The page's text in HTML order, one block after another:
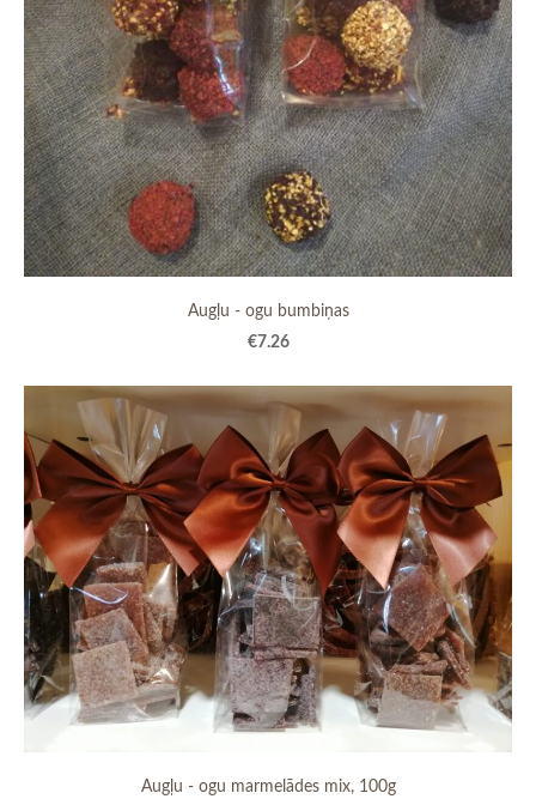
Augļu - ogu bumbiņas
€7.26
Augļu - ogu marmelādes mix, 100g